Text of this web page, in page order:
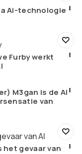
Ai-technologie
Furby werkt
M3gan is de AI
van
het gevaar van